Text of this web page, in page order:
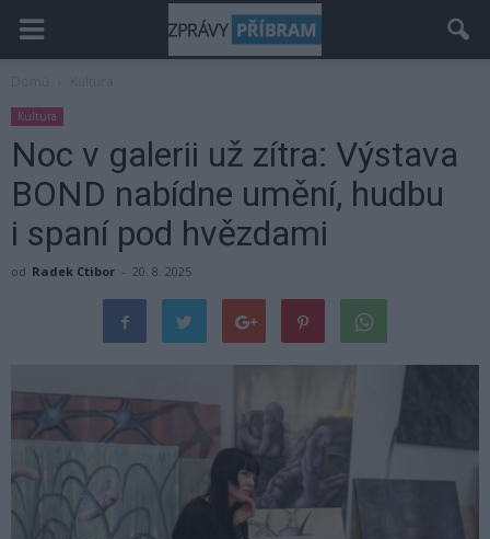
Kultura
Noc v galerii už zítra: Výstava
BOND nabídne umění, hudbu
i spaní pod hvězdami
od Radek Ctibor - 20. 8. 2025